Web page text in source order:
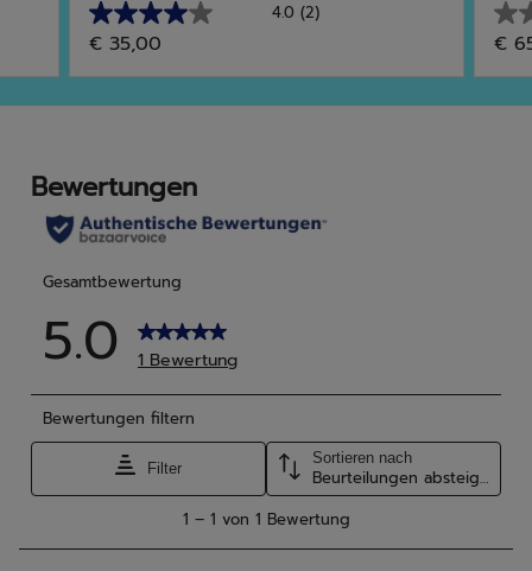
4.0 (2)
4.0
von
5
Bewertungen
€ 35,00
0.0
von
5
€